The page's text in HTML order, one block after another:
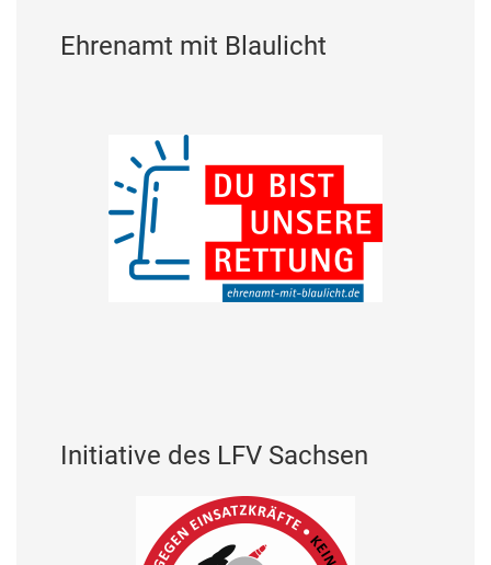
Ehrenamt mit Blaulicht
Initiative des LFV Sachsen